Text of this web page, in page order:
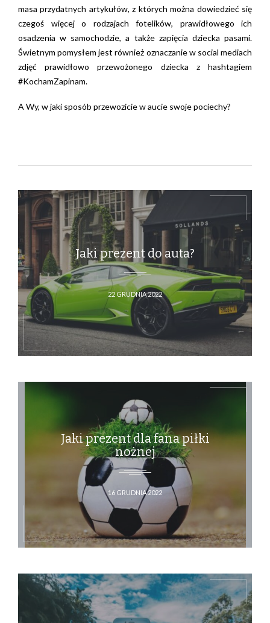
masa przydatnych artykułów, z których można dowiedzieć się
czegoś więcej o rodzajach fotelików, prawidłowego ich
osadzenia w samochodzie, a także zapięcia dziecka pasami.
Świetnym pomysłem jest również oznaczanie w social mediach
zdjęć prawidłowo przewożonego dziecka z hashtagiem
#KochamZapinam.
A Wy, w jaki sposób przewozicie w aucie swoje pociechy?
Jaki prezent do auta?
22 GRUDNIA 2022
Jaki prezent dla fana piłki
nożnej
16 GRUDNIA 2022